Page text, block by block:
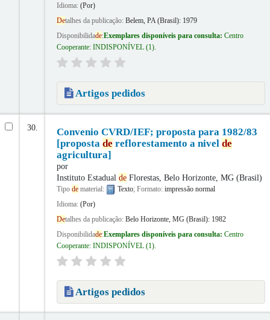
Idioma: (Por)
Detalhes da publicação: Belem, PA (Brasil): 1979
Disponibilidade:Exemplares disponíveis para consulta: Centro
Cooperante: INDISPONÍVEL(1).
Artigos pedidos
30.
Convenio CVRD/IEF; proposta para 1982/83
[proposta de reflorestamento a nivel de
agricultura]
por
Instituto Estadual deFlorestas, Belo Horizonte, MG (Brasil)
Tipo dematerial: Texto; Formato: impressão normal
Idioma: (Por)
Detalhes da publicação: Belo Horizonte, MG (Brasil): 1982
Disponibilidade:Exemplares disponíveis para consulta: Centro
Cooperante: INDISPONÍVEL(1).
Artigos pedidos